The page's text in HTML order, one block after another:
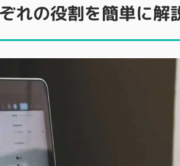
れの役割を簡単に解